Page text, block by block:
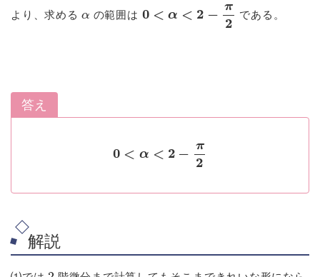
より、求める の範囲は 0 α −π2 である。
答え
解説
2